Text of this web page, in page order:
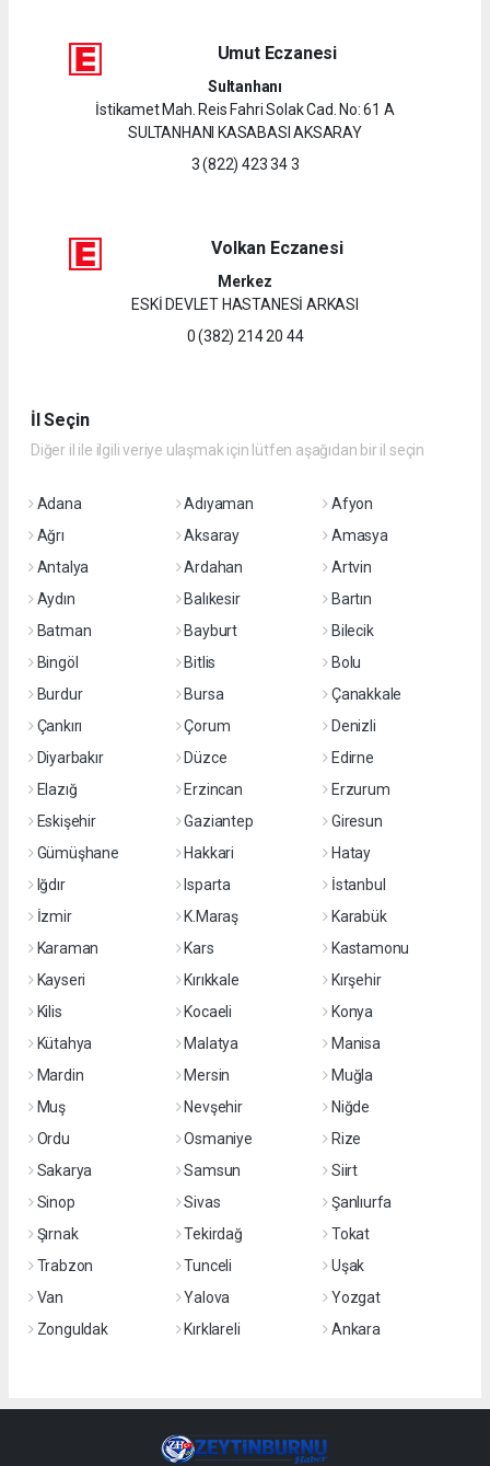
Umut Eczanesi
Sultanhanı
İstikamet Mah. Reis Fahri Solak Cad. No: 61 A
SULTANHANI KASABASI AKSARAY
3 (822) 423 34 3
Volkan Eczanesi
Merkez
ESKİ DEVLET HASTANESİ ARKASI
0 (382) 214 20 44
İl Seçin
Diğer il ile ilgili veriye ulaşmak için lütfen aşağıdan bir il seçin
Adana Adıyaman
Afyon
Ağrı
Aksaray
Amasya
Antalya
Ardahan
Artvin
Aydın
Balıkesir
Bartın
Batman
Bayburt
Bilecik
Bingöl
Bitlis
Bolu
Burdur
Bursa
Çanakkale
Çankırı
Çorum
Denizli
Diyarbakır
Düzce
Edirne
Elazığ
Erzincan
Erzurum
Eskişehir
Gaziantep
Giresun
Gümüşhane
Hakkari
Hatay
Iğdır
Isparta
İstanbul
İzmir
K.Maraş
Karabük
Karaman
Kars
Kastamonu
Kayseri
Kırıkkale
Kırşehir
Kilis
Kocaeli
Konya
Kütahya
Malatya
Manisa
Mardin
Mersin
Muğla
Muş
Nevşehir
Niğde
Ordu
Osmaniye
Rize
Sakarya
Samsun
Siirt
Sinop
Sivas
Şanlıurfa
Şırnak
Tekirdağ
Tokat
Trabzon
Tunceli
Uşak
Van
Yalova
Yozgat
Zonguldak
Kırklareli Ankara